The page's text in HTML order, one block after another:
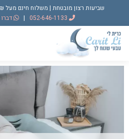
שביעות רצון מובטחת | משלוח חינם מעל 299₪ | אספקה תוך 48 שעות!
|